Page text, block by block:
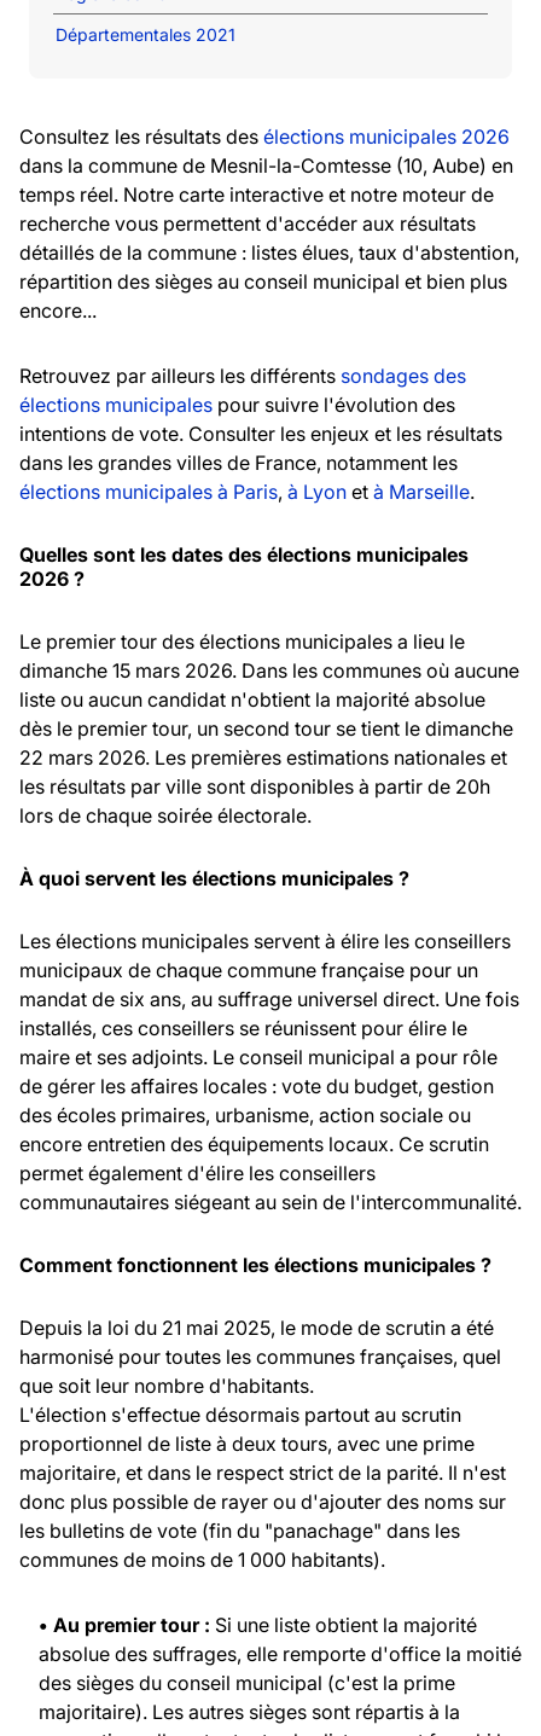
Départementales 2021
Consultez les résultats des élections municipales 2026
dans la commune de Mesnil-la-Comtesse (10, Aube) en
temps réel. Notre carte interactive et notre moteur de
recherche vous permettent d'accéder aux résultats
détaillés de la commune : listes élues, taux d'abstention,
répartition des sièges au conseil municipal et bien plus
encore...
Retrouvez par ailleurs les différents sondages des
élections municipales pour suivre l'évolution des
intentions de vote. Consulter les enjeux et les résultats
dans les grandes villes de France, notamment les
élections municipales à Paris, à Lyon et à Marseille.
Quelles sont les dates des élections municipales
2026 ?
Le premier tour des élections municipales a lieu le
dimanche 15 mars 2026. Dans les communes où aucune
liste ou aucun candidat n'obtient la majorité absolue
dès le premier tour, un second tour se tient le dimanche
22 mars 2026. Les premières estimations nationales et
les résultats par ville sont disponibles à partir de 20h
lors de chaque soirée électorale.
À quoi servent les élections municipales ?
Les élections municipales servent à élire les conseillers
municipaux de chaque commune française pour un
mandat de six ans, au suffrage universel direct. Une fois
installés, ces conseillers se réunissent pour élire le
maire et ses adjoints. Le conseil municipal a pour rôle
de gérer les affaires locales : vote du budget, gestion
des écoles primaires, urbanisme, action sociale ou
encore entretien des équipements locaux. Ce scrutin
permet également d'élire les conseillers
communautaires siégeant au sein de l'intercommunalité.
Comment fonctionnent les élections municipales ?
Depuis la loi du 21 mai 2025, le mode de scrutin a été
harmonisé pour toutes les communes françaises, quel
que soit leur nombre d'habitants.
L'élection s'effectue désormais partout au scrutin
proportionnel de liste à deux tours, avec une prime
majoritaire, et dans le respect strict de la parité. Il n'est
donc plus possible de rayer ou d'ajouter des noms sur
les bulletins de vote (fin du "panachage" dans les
communes de moins de 1 000 habitants).
• Au premier tour : Si une liste obtient la majorité
absolue des suffrages, elle remporte d'office la moitié
des sièges du conseil municipal (c'est la prime
majoritaire). Les autres sièges sont répartis à la